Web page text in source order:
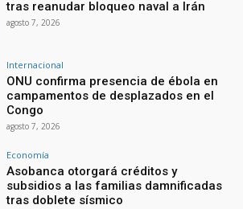
tras reanudar bloqueo naval a Irán
agosto 7, 2026
Internacional
ONU confirma presencia de ébola en
campamentos de desplazados en el
Congo
agosto 7, 2026
Economía
Asobanca otorgará créditos y
subsidios a las familias damnificadas
tras doblete sísmico